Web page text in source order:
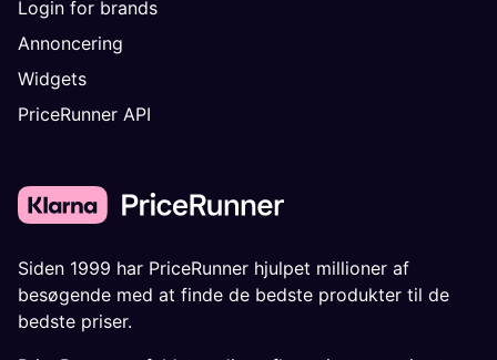
Login for brands
Annoncering
Widgets
PriceRunner API
Siden 1999 har PriceRunner hjulpet millioner af
besøgende med at finde de bedste produkter til de
bedste priser.